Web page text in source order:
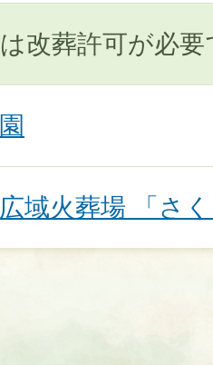
改葬許可が必要
域火葬場 「さ